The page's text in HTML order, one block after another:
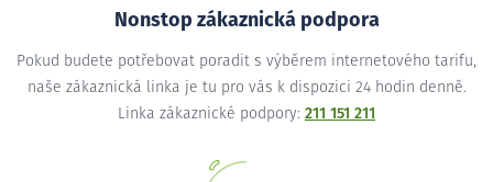
Nonstop zákaznická podpora
Pokud budete potřebovat poradit s výběrem internetového tarifu,
naše zákaznická linka je tu pro vás k dispozici 24 hodin denně.
Linka zákaznické podpory: 211 151 211